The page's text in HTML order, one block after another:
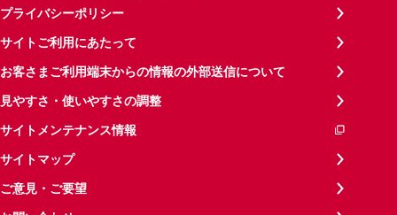
プライバシーポリシー
サイトご利用にあたって
お客さまご利用端末からの情報の外部送信について
見やすさ・使いやすさの調整
サイトメンテナンス情報
サイトマップ
ご意見・ご要望